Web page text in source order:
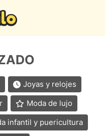
Joyas y relojes
Moda de lujo
infantil y puericultura